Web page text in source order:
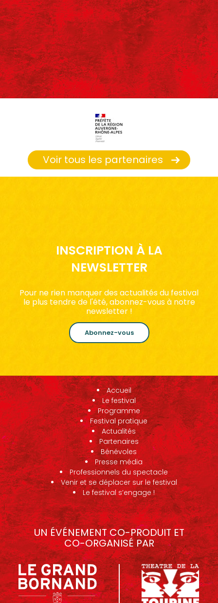
Voir tous les partenaires
INSCRIPTION À LA
NEWSLETTER
Pour ne rien manquer des actualités du festival
le plus tendre de l'été, abonnez-vous à notre
newsletter !
Abonnez-vous
Accueil
Le festival
Programme
Festival pratique
Actualités
Partenaires
Bénévoles
Presse média
Professionnels du spectacle
Venir et se déplacer sur le festival
Le festival s’engage !
UN ÉVÉNEMENT CO-PRODUIT ET
CO-ORGANISÉ PAR